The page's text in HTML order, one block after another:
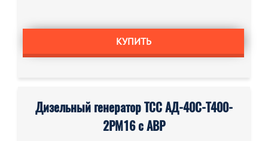
КУПИТЬ
Дизельный генератор ТСС АД-40С-Т400-
2РМ16 с АВР